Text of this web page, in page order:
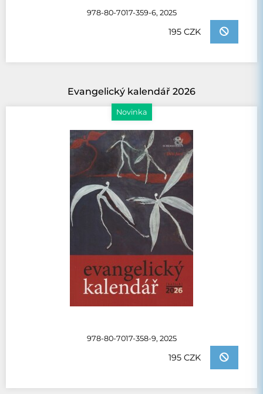
978-80-7017-359-6, 2025
195 CZK
Novinka
Evangelický kalendář 2026
978-80-7017-358-9, 2025
195 CZK